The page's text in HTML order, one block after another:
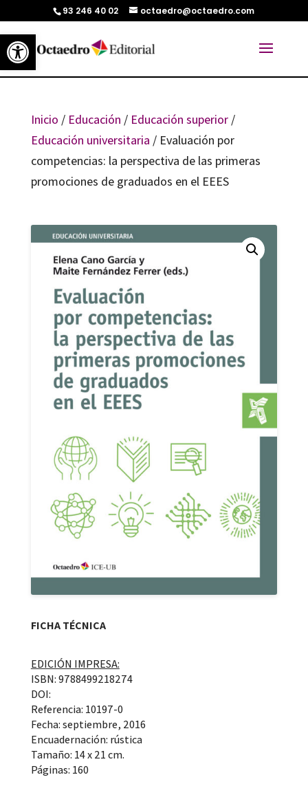
Abrir barra de herramientas
93 246 40 02 octaedro@octaedro.com
Inicio / Educación / Educación superior/
Educación universitaria / Evaluación por
competencias: la perspectiva de las primeras
promociones de graduados en el EEES
FICHA TÉCNICA
EDICIÓN IMPRESA:
ISBN: 9788499218274
DOI:
Referencia: 10197-0
Fecha: septiembre, 2016
Encuadernación: rústica
Tamaño: 14 x 21 cm.
Páginas: 160